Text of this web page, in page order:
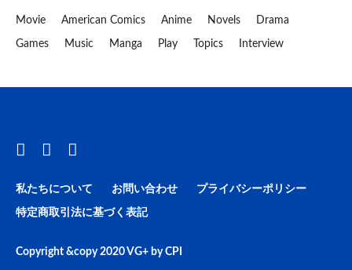
Movie American Comics Anime Novels Drama
Games Music Manga Play Topics Interview
私たちについて お問い合わせ プライバシーポリシー
特定商取引法に基づく表記
Copyright &copy 2020VG+ byCPI